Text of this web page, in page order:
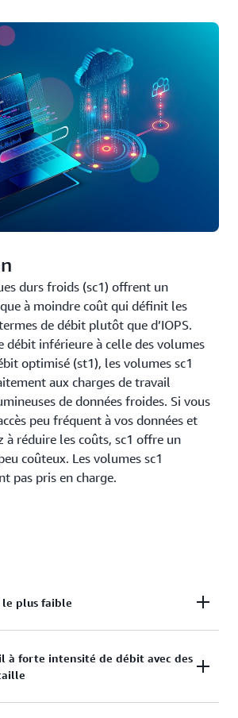
durs froids (sc1) offrent un
à moindre coût qui définit les
de débit plutôt que d’IOPS.
débit inférieure à celle des volumes
optimisé (st1), les volumes sc1
aux charges de travail
de données froides. Si vous
peu fréquent à vos données et
à réduire les coûts, sc1 offre un
coûteux. Les volumes sc1
pas pris en charge.
le plus faible
le plus faible d'AWS. Ils sont
de travail caractérisées par
taille (1 Mo) qui nécessitent
à forte intensité de débit avec des